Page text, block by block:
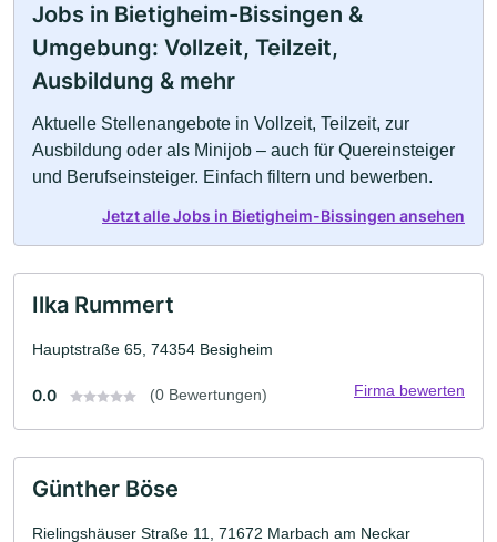
Jobs in Bietigheim-Bissingen &
Umgebung: Vollzeit, Teilzeit,
Ausbildung & mehr
Aktuelle Stellenangebote in Vollzeit, Teilzeit, zur
Ausbildung oder als Minijob – auch für Quereinsteiger
und Berufseinsteiger. Einfach filtern und bewerben.
Jetzt alle Jobs in Bietigheim-Bissingen ansehen
Ilka Rummert
Hauptstraße 65, 74354 Besigheim
0.0 (0 Bewertungen) Firma bewerten
Günther Böse
Rielingshäuser Straße 11, 71672 Marbach am Neckar